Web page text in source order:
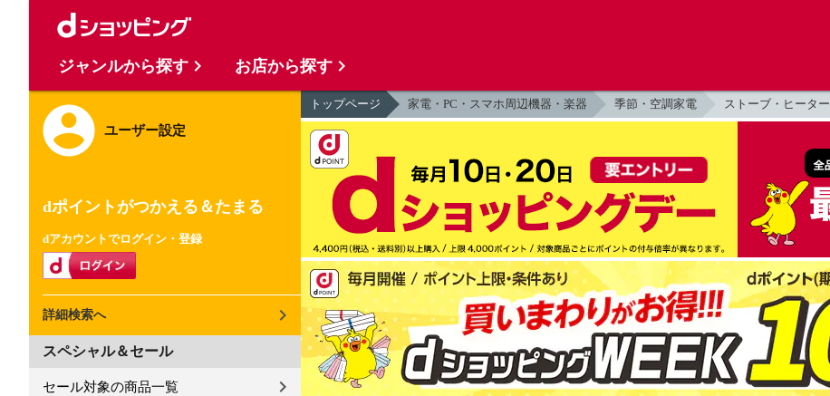
ユーザー設定
dポイントがつかえる＆たまる
dアカウントでログイン・登録
詳細検索へ
スペシャル＆セール
セール対象の商品一覧
トップページ 家電・PC・スマホ周辺機器・楽器 季節・空調家電 ストーブ・ヒーター
ジャンルから探す お店から探す